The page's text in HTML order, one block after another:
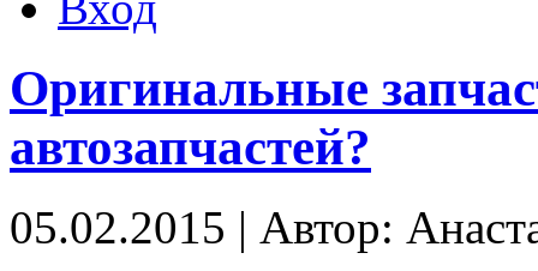
Оригинальные
автозапчастей?
05.02.2015 | Автор: